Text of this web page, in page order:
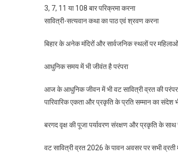
3, 7, 11 या 108 बार परिक्रमा करना
सावित्री-सत्यवान कथा का पाठ एवं श्रवण करना
बिहार के अनेक मंदिरों और सार्वजनिक स्थलों पर
आधुनिक समय में भी जीवंत है परंपरा
आज के आधुनिक जीवन में भी वट सावित्री व्रत की परंपरा
पारिवारिक एकता और प्रकृति के प्रति सम्मान का संदेश
बरगद वृक्ष की पूजा पर्यावरण संरक्षण और प्रकृति के साथ
वट सावित्री व्रत 2026 के पावन अवसर पर सभी